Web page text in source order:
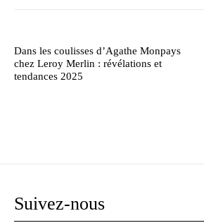
Dans les coulisses d’Agathe Monpays
chez Leroy Merlin : révélations et
tendances 2025
Suivez-nous